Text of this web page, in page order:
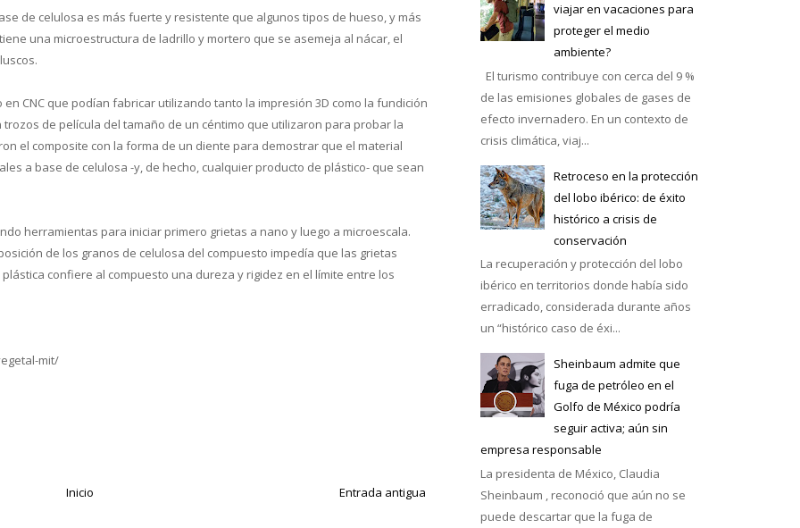
de celulosa es más fuerte y resistente que algunos tipos de hueso, y más
una microestructura de ladrillo y mortero que se asemeja al nácar, el
CNC que podían fabricar utilizando tanto la impresión 3D como la fundición
de película del tamaño de un céntimo que utilizaron para probar la
el composite con la forma de un diente para demostrar que el material
a base de celulosa -y, de hecho, cualquier producto de plástico- que sean
herramientas para iniciar primero grietas a nano y luego a microescala.
de los granos de celulosa del compuesto impedía que las grietas
confiere al compuesto una dureza y rigidez en el límite entre los
mit/
Entrada antigua
Inicio
viajar en vacaciones para
proteger el medio
ambiente?
El turismo contribuye con cerca del 9 %
de las emisiones globales de gases de
efecto invernadero. En un contexto de
crisis climática, viaj...
Retroceso en la protección
del lobo ibérico: de éxito
histórico a crisis de
conservación
La recuperación y protección del lobo
ibérico en territorios donde había sido
erradicado, considerada durante años
un “histórico caso de éxi...
Sheinbaum admite que
fuga de petróleo en el
Golfo de México podría
seguir activa; aún sin
empresa responsable
La presidenta de México, Claudia
Sheinbaum , reconoció que aún no se
puede descartar que la fuga de